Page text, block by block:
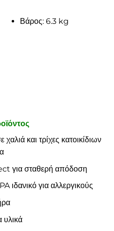
Βάρος: 6.3 kg
και τρίχες κατοικίδιων
για σταθερή απόδοση
ιδανικό για αλλεργικούς
υλικά